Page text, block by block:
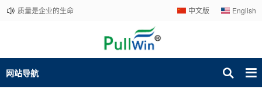
质量是企业的生命 中文版 English
网站导航